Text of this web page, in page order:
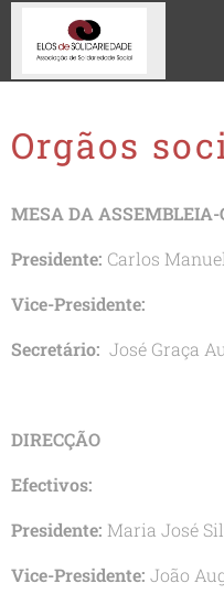
Orgãos
MESA DA ASSEMBLEIA-
Presidente: Carlos
Vice-Presidente:
Secretário: José Graça
DIRECÇÃO
Efectivos:
Presidente: Maria José
Vice-Presidente: João